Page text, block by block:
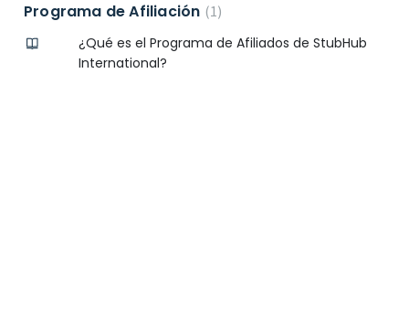
Programa de Afiliación 1
¿Qué es el Programa de Afiliados de StubHub
International?